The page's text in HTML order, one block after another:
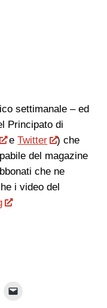
settimanale – ed
Principato di
eTwitter
) che
del magazine
che ne
i video del